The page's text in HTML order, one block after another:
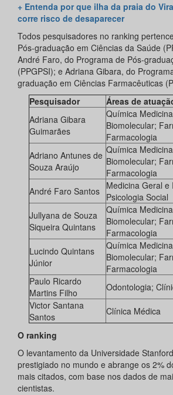
+ Entenda por que ilha da praia do
corre risco de desaparecer
Todos pesquisadores no ranking
Pós-graduação em Ciências da Saúde
André Faro, do Programa de Pós-
(PPGPSI); e Adriana Gibara, do
graduação em Ciências Farmacêuticas
Pesquisador
Áreas de
Adriana Gibara
Guimarães
Química
Biomolecular;
Farmacologia
Adriano Antunes de
Souza Araújo
Química
Biomolecular;
Farmacologia
André Faro Santos Medicina Geral e
Psicologia Social
Jullyana de Souza
Siqueira Quintans
Química
Biomolecular;
Farmacologia
Lucindo Quintans
Júnior
Química
Biomolecular;
Farmacologia
Paulo Ricardo
Martins Filho
Odontologia;
Victor Santana
Santos
Clínica Médica
O ranking
O levantamento da Universidade
prestigiado no mundo e abrange os 2%
mais citados, com base nos dados de
cientistas.